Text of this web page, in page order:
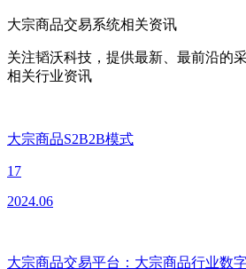
大宗商品交易系统相关资讯
关注韬沃科技，提供最新、最前沿的
相关行业资讯
大宗商品S2B2B模式
17
2024.06
大宗商品交易平台：大宗商品行业数